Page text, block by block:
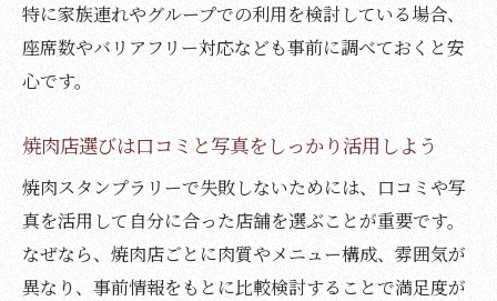
家族連れにも優しい焼肉巡りの計画術
焼肉スタンプラリーで家族が楽しめる工夫
焼肉店選びは駐車場と広めの席に注目
家族で焼肉巡りする際の時間配分のコツ
口コミ活用で後悔しない焼肉体験を
特に家族連れやグループでの利用を検討している場合、
座席数やバリアフリー対応なども事前に調べておくと安
心です。
焼肉店選びは口コミと写真をしっかり活用しよう
焼肉スタンプラリーで失敗しないためには、口コミや写
真を活用して自分に合った店舗を選ぶことが重要です。
なぜなら、焼肉店ごとに肉質やメニュー構成、雰囲気が
異なり、事前情報をもとに比較検討することで満足度が